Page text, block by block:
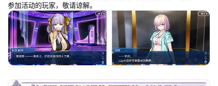
参加活动的玩家，敬请谅解。